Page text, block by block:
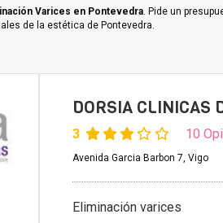
Varices en Pontevedra. Pide un
de la estética de Pontevedra.
DORSIA CLINICAS
3 10
Avenida Garcia Barbon 7, Vigo
Eliminación varices